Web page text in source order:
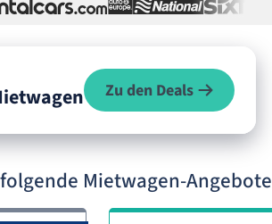
Zu den Deals
Mietwagen-Angebote